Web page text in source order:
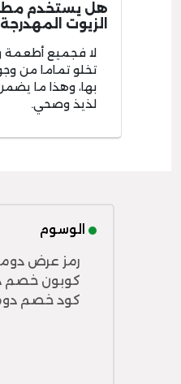
هل يستخدم
الزيوت
لا فجميع أطعمة
تخلو تماما من
بها، وهذا ما
لذيذ وصحي.
الوسوم
رمز عرض
كوبون خصم
كود خصم